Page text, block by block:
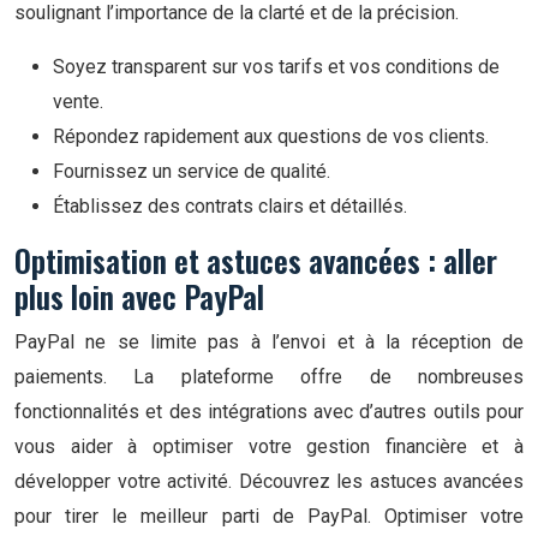
soulignant l’importance de la clarté et de la précision.
Soyez transparent sur vos tarifs et vos conditions de
vente.
Répondez rapidement aux questions de vos clients.
Fournissez un service de qualité.
Établissez des contrats clairs et détaillés.
Optimisation et astuces avancées : aller
plus loin avec PayPal
PayPal ne se limite pas à l’envoi et à la réception de
paiements. La plateforme offre de nombreuses
fonctionnalités et des intégrations avec d’autres outils pour
vous aider à optimiser votre gestion financière et à
développer votre activité. Découvrez les astuces avancées
pour tirer le meilleur parti de PayPal. Optimiser votre